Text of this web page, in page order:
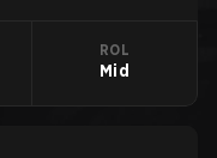
ROL
Mid